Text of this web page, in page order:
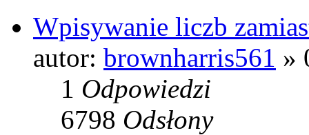
Wpisywanie liczb
autor: brownharris561 »
1 Odpowiedzi
6798 Odsłony